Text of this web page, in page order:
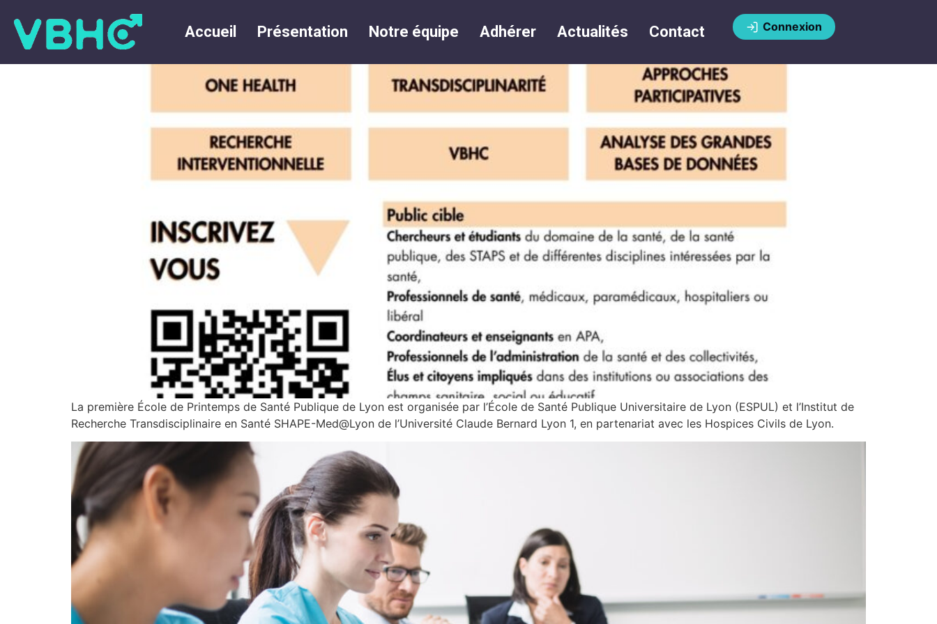
Accueil Présentation Notre équipe Adhérer Actualités Contact Connexion
La première École de Printemps de Santé Publique de Lyon est organisée par l’École de Santé Publique Universitaire de Lyon (ESPUL) et l’Institut de
Recherche Transdisciplinaire en Santé SHAPE-Med@Lyon de l’Université Claude Bernard Lyon 1, en partenariat avec les Hospices Civils de Lyon.